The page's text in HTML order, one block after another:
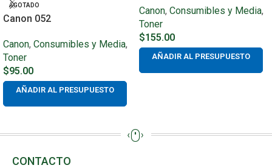
AGOTADO
Canon 052
Canon, Consumibles y Media,
Toner
$95.00
AÑADIR AL PRESUPUESTO
Canon, Consumibles y Media,
Toner
$155.00
AÑADIR AL PRESUPUESTO
CONTACTO